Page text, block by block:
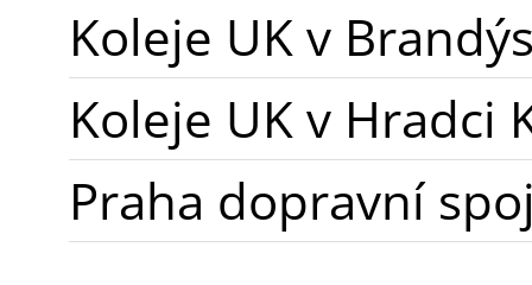
Koleje UK v
Koleje UK v Hradci
Praha dopravní